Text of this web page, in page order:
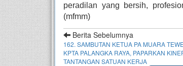
peradilan yang bersih,
(mfmm)
Berita Sebelumnya
162. SAMBUTAN KETUA PA MUARA
KPTA PALANGKA RAYA, PAPARKAN
TANTANGAN SATUAN KERJA